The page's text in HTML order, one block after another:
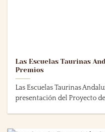
Las Escuelas Taurinas
Premios
Las Escuelas Taurinas
presentación del Proyecto de